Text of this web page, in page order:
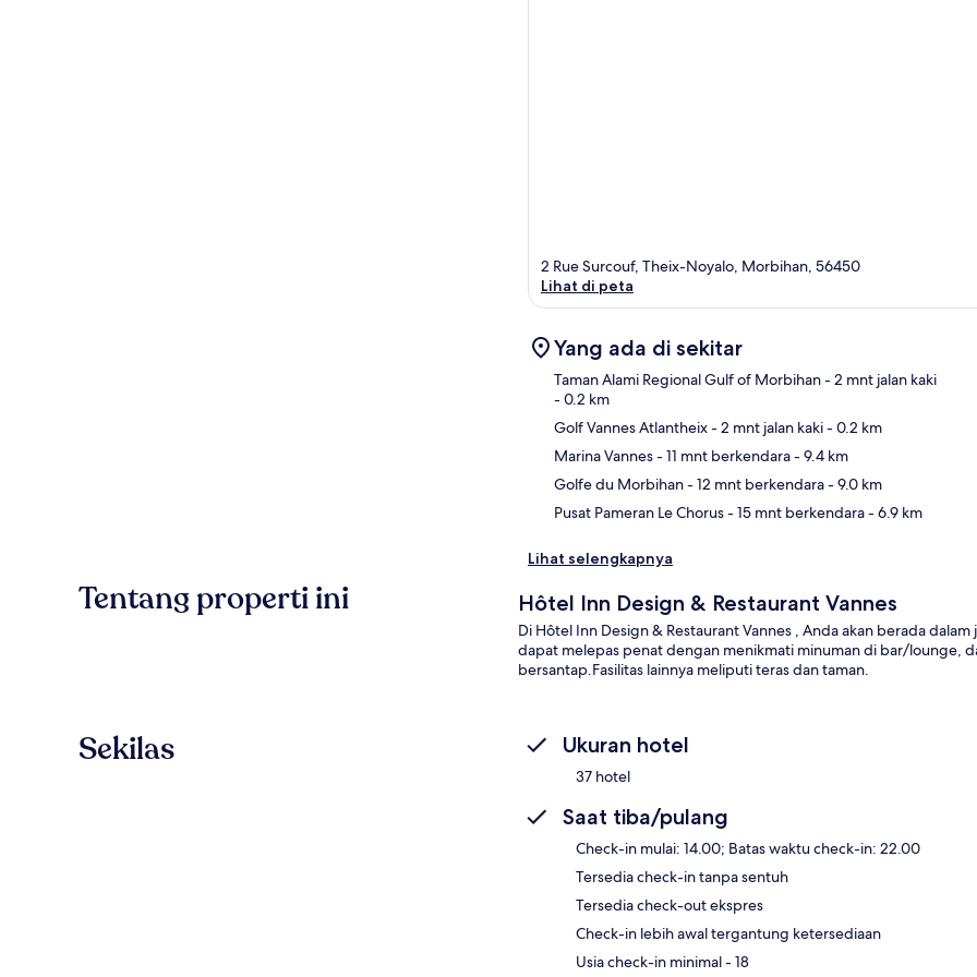
2 Rue Surcouf, Theix-Noyalo, Morbihan, 56450
Lihat di peta
Yang ada di sekitar
Taman Alami Regional Gulf of Morbihan- 2 mnt jalan kaki
- 0.2 km
Golf Vannes Atlantheix- 2 mnt jalan kaki- 0.2 km
Marina Vannes- 11 mnt berkendara- 9.4 km
Golfe du Morbihan- 12 mnt berkendara- 9.0 km
Pusat Pameran Le Chorus- 15 mnt berkendara- 6.9 km
Lihat selengkapnya
Tentang properti ini Hôtel Inn Design & Restaurant Vannes
Di Hôtel Inn Design & Restaurant Vannes , Anda akan berada
dapat melepas penat dengan menikmati minuman di bar/lounge,
bersantap.Fasilitas lainnya meliputi teras dan taman.
Sekilas Ukuran hotel
37 hotel
Saat tiba/pulang
Check-in mulai: 14.00; Batas waktu check-in: 22.00
Tersedia check-in tanpa sentuh
Tersedia check-out ekspres
Check-in lebih awal tergantung ketersediaan
Usia check-in minimal - 18